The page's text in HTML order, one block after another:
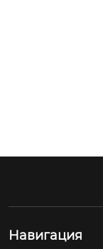
Навигация